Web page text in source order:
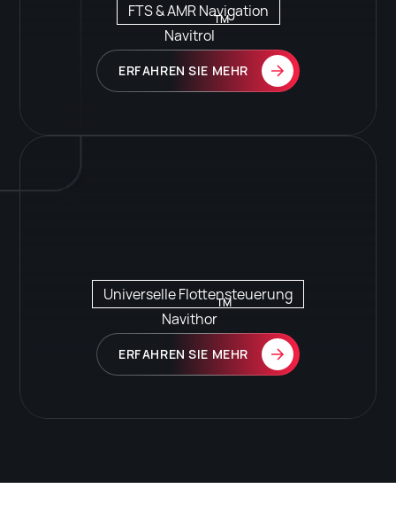
FTS & AMR Navigation
Navitrol
TM
ERFAHREN SIE MEHR
Universelle Flottensteuerung
Navithor
TM
ERFAHREN SIE MEHR